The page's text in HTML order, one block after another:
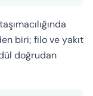
biri; filo ve yakıt
doğrudan